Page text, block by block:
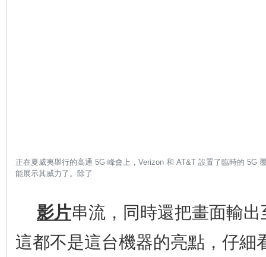
正在夏威夷舉行的高通 5G 峰會上，Verizon 和 AT&T 設置了臨時的 5G
能展示其威力了。除了
影片串流，同時還把畫面輸
這都不是這台機器的亮點，仔細